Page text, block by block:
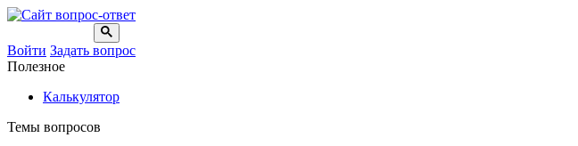
Войти Задать вопрос
Полезное
Калькулятор
Темы вопросов